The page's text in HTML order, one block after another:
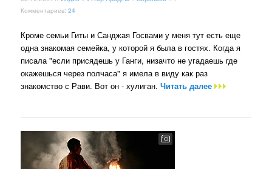
Комментариев:24
Кроме семьи Гиты и Санджая Госвами у меня тут есть еще
одна знакомая семейка, у которой я была в гостях. Когда я
писала "если присядешь у Ганги, низачто не угадаешь где
окажешься через полчаса" я имела в виду как раз
знакомство с Рави. Вот он - хулиган.Читать далее